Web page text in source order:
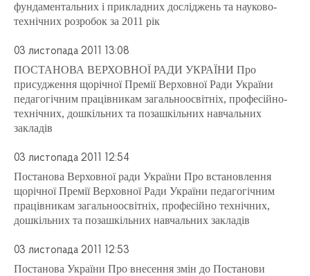
фундаментальних і прикладних досліджень та науково-
технічних розробок за 2011 рік
03 листопада 2011 13:08
ПОСТАНОВА ВЕРХОВНОЇ РАДИ УКРАЇНИ Про
присудження щорічної Премії Верховної Ради України
педагогічним працівникам загальноосвітніх, професійно-
технічних, дошкільних та позашкільних навчальних
закладів
03 листопада 2011 12:54
Постанова Верховної ради України Про встановлення
щорічної Премії Верховної Ради України педагогічним
працівникам загальноосвітніх, професійно технічних,
дошкільних та позашкільних навчальних закладів
03 листопада 2011 12:53
Постанова України Про внесення змін до Постанови